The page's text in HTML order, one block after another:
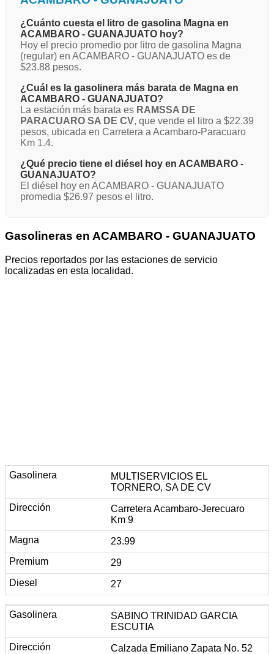
¿Cuánto cuesta el litro de gasolina Magna en
ACAMBARO - GUANAJUATO hoy?
Hoy el precio promedio por litro de gasolina Magna
(regular) en ACAMBARO - GUANAJUATO es de
$23.88 pesos.
¿Cuál es la gasolinera más barata de Magna en
ACAMBARO - GUANAJUATO?
La estación más barata es RAMSSA DE
PARACUARO SA DE CV, que vende el litro a $22.39
pesos, ubicada en Carretera a Acambaro-Paracuaro
Km 1.4.
¿Qué precio tiene el diésel hoy en ACAMBARO -
GUANAJUATO?
El diésel hoy en ACAMBARO - GUANAJUATO
promedia $26.97 pesos el litro.
Gasolineras en ACAMBARO - GUANAJUATO
Precios reportados por las estaciones de servicio
localizadas en esta localidad.
MULTISERVICIOS EL
TORNERO, SA DE CV
Carretera Acambaro-Jerecuaro
Km 9
23.99
29
27
SABINO TRINIDAD GARCIA
ESCUTIA
Calzada Emiliano Zapata No. 52